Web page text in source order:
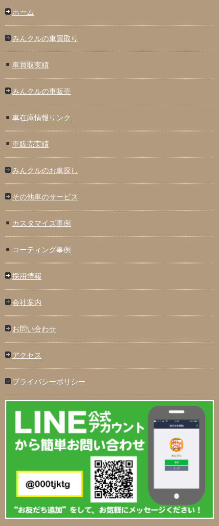
ホーム
みんクルの車買取り
車買取実績
みんクルの車販売
車在庫情報リンク
車販売実績
みんクルのお車探し
その他車のサービス
カスタマイズ事例
コーティング事例
採用情報
会社案内
お問い合わせ
アクセス
プライバシーポリシー